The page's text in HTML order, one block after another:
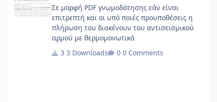
Σε μορφή PDF γνωμοδότησης εάν είναι
επιτρεπτή και οι υπό ποιές προυποθέσεις η
πλήρωση του διακένουν του αντισεισμικού
αρμού με θερμομονωτικά
3 Downloads
0 Comments